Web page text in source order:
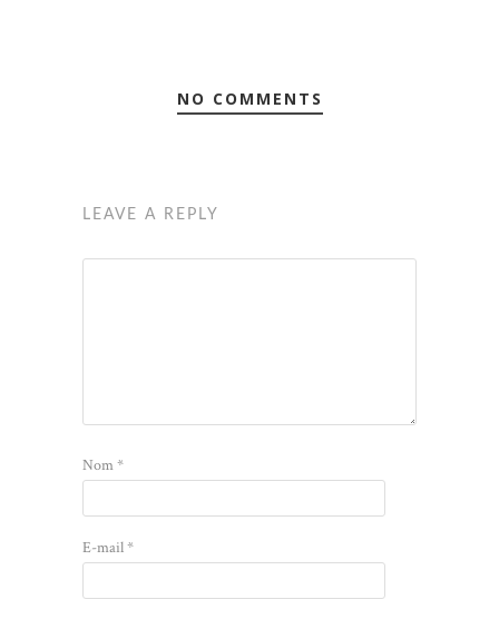
NO COMMENTS
LEAVE A REPLY
Nom*
E-mail*